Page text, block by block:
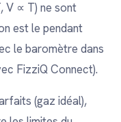
V ∝ T) ne sont
est le pendant
le baromètre dans
FizziQ Connect).
(gaz idéal),